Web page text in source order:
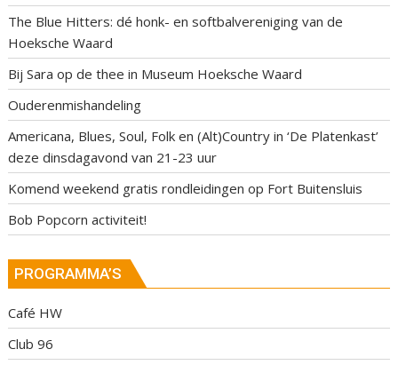
The Blue Hitters: dé honk- en softbalvereniging van de
Hoeksche Waard
Bij Sara op de thee in Museum Hoeksche Waard
Ouderenmishandeling
Americana, Blues, Soul, Folk en (Alt)Country in ‘De Platenkast’
deze dinsdagavond van 21-23 uur
Komend weekend gratis rondleidingen op Fort Buitensluis
Bob Popcorn activiteit!
PROGRAMMA’S
Café HW
Club 96